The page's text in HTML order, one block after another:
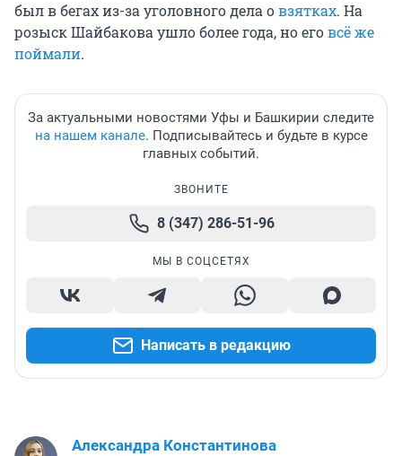
был в бегах из-за уголовного дела овзятках. На
розыск Шайбакова ушло более года, но еговсё же
поймали.
За актуальными новостями Уфы и Башкирии следите
на нашем канале. Подписывайтесь и будьте в курсе
главных событий.
ЗВОНИТЕ
8 (347) 286-51-96
МЫ В СОЦСЕТЯХ
Написать в редакцию
Александра Константинова